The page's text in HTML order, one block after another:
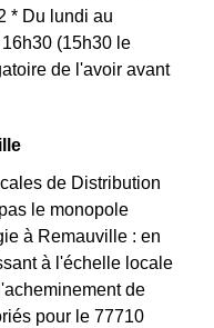
* Du lundi au
(15h30 le
de l'avoir avant
de Distribution
le monopole
à Remauville : en
à l'échelle locale
de
pour le 77710